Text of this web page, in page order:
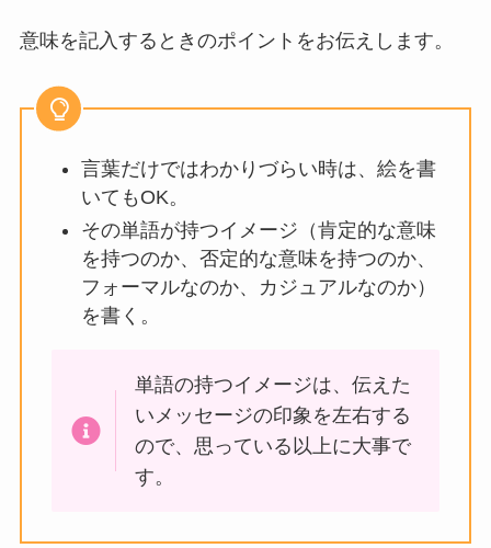
意味を記入するときのポイントをお伝えします。
言葉だけではわかりづらい時は、絵を書
いてもOK。
その単語が持つイメージ（肯定的な意味
を持つのか、否定的な意味を持つのか、
フォーマルなのか、カジュアルなのか）
を書く。
単語の持つイメージは、伝えた
いメッセージの印象を左右する
ので、思っている以上に大事で
す。